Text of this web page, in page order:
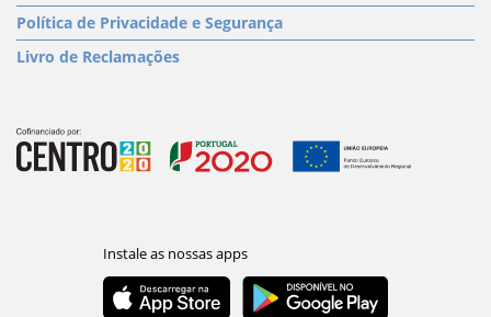
Política de Privacidade e Segurança
Livro de Reclamações